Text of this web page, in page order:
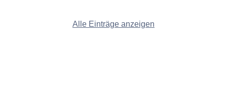
Alle Einträge anzeigen